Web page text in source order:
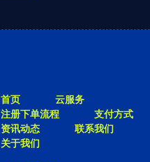
首页
云服务
注册下单流程
支付方式
资讯动态
联系我们
关于我们